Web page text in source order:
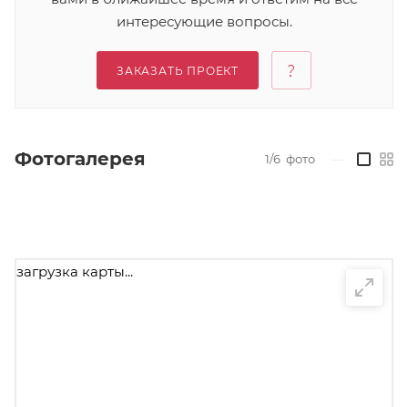
интересующие вопросы.
ЗАКАЗАТЬ ПРОЕКТ
Фотогалерея 1/6 фото
загрузка карты...